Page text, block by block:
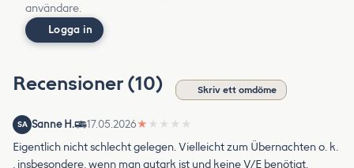
användare.
Logga in
Recensioner (10) Skriv ett omdöme
SA Sanne H. 17.05.2026★ ★ ★ ★ ★
Eigentlich nicht schlecht gelegen. Vielleicht zum Übernachten o. k.
, insbesondere, wenn man autark ist und keine V/E benötigt.